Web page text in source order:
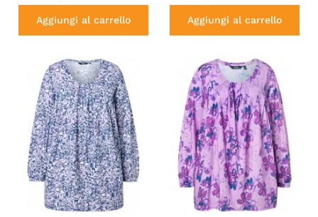
Aggiungi al carrello Aggiungi al carrello